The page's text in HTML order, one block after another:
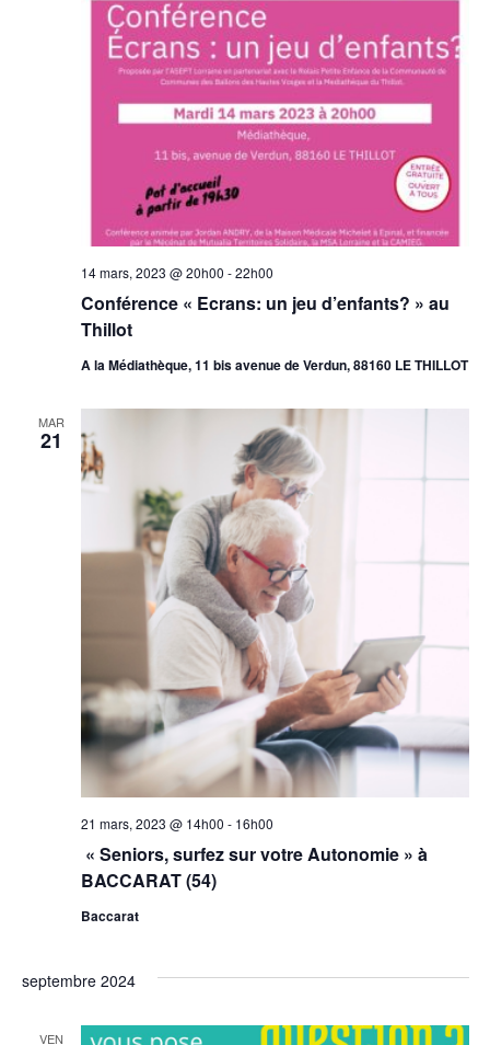
Conférence « Ecrans: un jeu d’enfants? » au
Thillot
14 mars, 2023 @ 20h00 -22h00
A la Médiathèque, 11 bis avenue de Verdun, 88160 LE THILLOT
MAR
21
« Seniors, surfez sur votre Autonomie » à
BACCARAT (54)
21 mars, 2023 @ 14h00 - 16h00
Baccarat
septembre 2024
VEN